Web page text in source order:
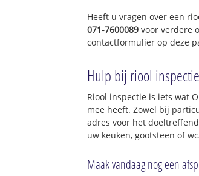
Heeft u vragen over een
071-7600089 voor verdere
contactformulier op deze
Hulp bij riool
Riool inspectie is iets wat
mee heeft. Zowel bij
adres voor het
uw keuken, gootsteen of
Maak vandaag nog een